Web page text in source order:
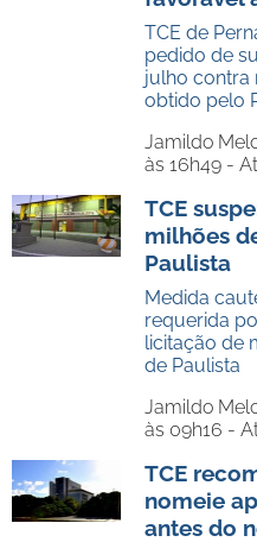
TCE de
pedido de
julho contra
obtido pelo
Jamildo
às 16h49 -
TCE
milhões
Paulista
Medida
requerida
licitação de
de Paulista
Jamildo
às 09h16 -
TCE
nomeie
antes do